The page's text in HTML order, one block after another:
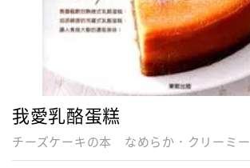
我愛乳酪蛋糕
チーズケーキの本 なめらか．クリーミー